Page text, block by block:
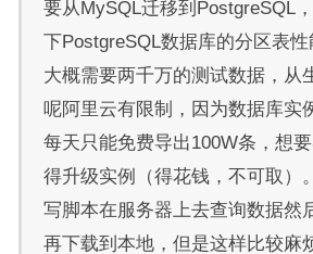
要从MySQL迁移到PostgreSQL
下PostgreSQL数据库的分区表
大概需要两千万的测试数据，从
呢阿里云有限制，因为数据库实
每天只能免费导出100W条，想
得升级实例（得花钱，不可取）
写脚本在服务器上去查询数据然
再下载到本地，但是这样比较麻